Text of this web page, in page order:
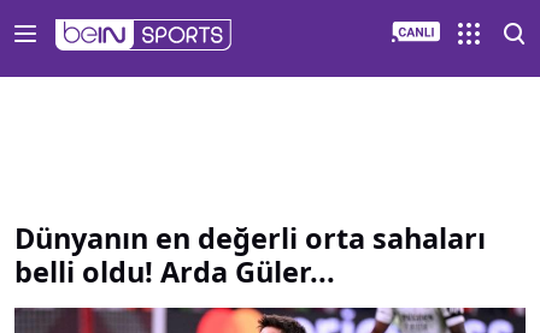
Dünyanın en değerli orta sahaları
belli oldu! Arda Güler...
Dünyanın en değerli orta sahaları belli oldu Arda Güler |